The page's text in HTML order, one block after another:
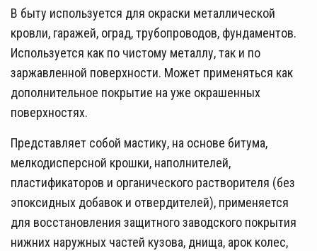
В быту используется для окраски металлической
кровли, гаражей, оград, трубопроводов, фундаментов.
Используется как по чистому металлу, так и по
заржавленной поверхности. Может применяться как
дополнительное покрытие на уже окрашенных
поверхностях.
Представляет собой мастику, на основе битума,
мелкодисперсной крошки, наполнителей,
пластификаторов и органического растворителя (без
эпоксидных добавок и отвердителей), применяется
для восстановления защитного заводского покрытия
нижних наружных частей кузова, днища, арок колес,